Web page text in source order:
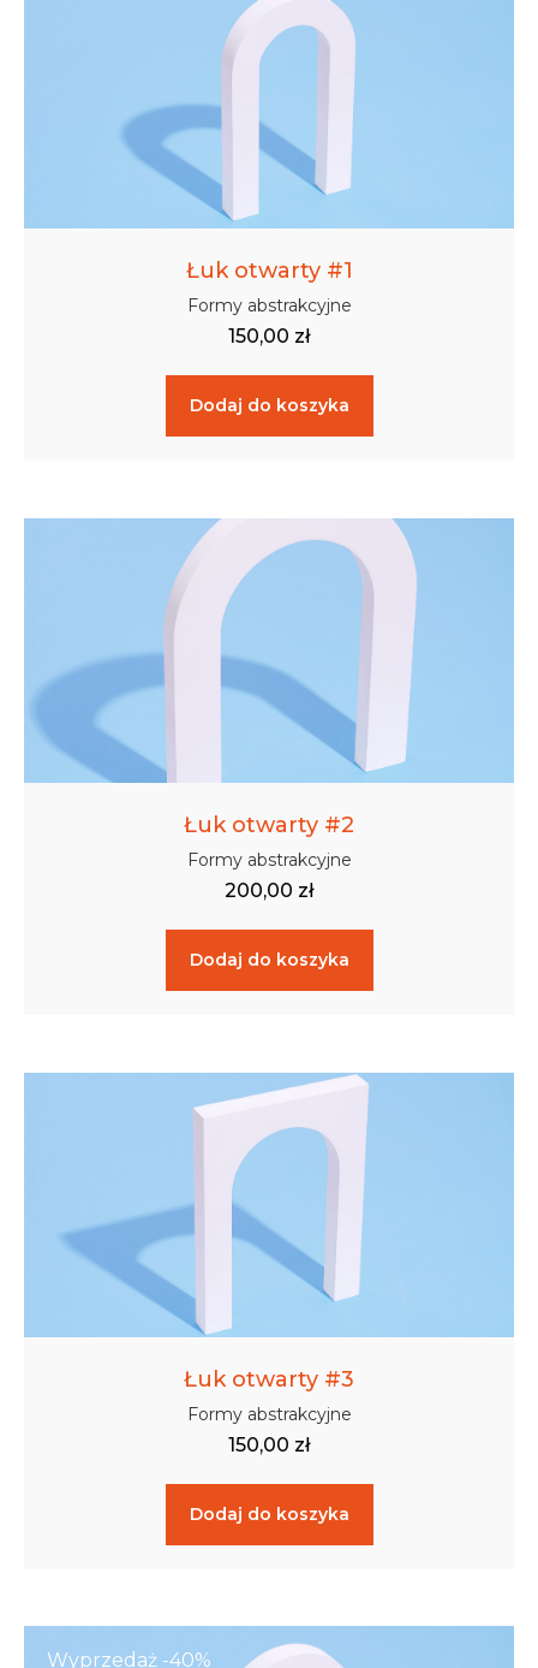
Łuk otwarty #1
Formy abstrakcyjne
150,00 zł
Dodaj do koszyka
Łuk otwarty #2
Formy abstrakcyjne
200,00 zł
Dodaj do koszyka
Łuk otwarty #3
Formy abstrakcyjne
150,00 zł
Dodaj do koszyka
Wyprzedaż -40%